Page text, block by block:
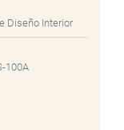
Diseño Interior
100A